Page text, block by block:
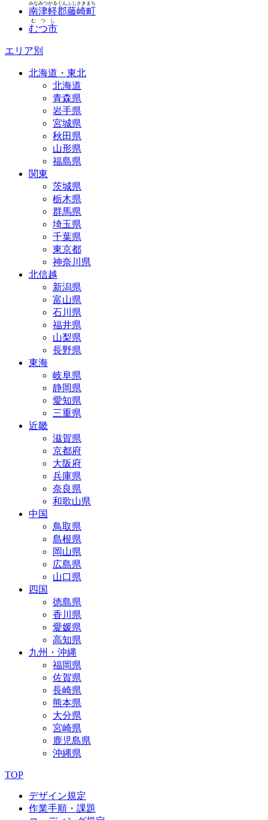
南津軽郡藤崎町
みなみつがるぐんふじさきまち
むつ市
むつし
エリア別
北海道・東北
北海道
青森県
岩手県
宮城県
秋田県
山形県
福島県
関東
茨城県
栃木県
群馬県
埼玉県
千葉県
東京都
神奈川県
北信越
新潟県
富山県
石川県
福井県
山梨県
長野県
東海
岐阜県
静岡県
愛知県
三重県
近畿
滋賀県
京都府
大阪府
兵庫県
奈良県
和歌山県
中国
鳥取県
島根県
岡山県
広島県
山口県
四国
徳島県
香川県
愛媛県
高知県
九州・沖縄
福岡県
佐賀県
長崎県
熊本県
大分県
宮崎県
鹿児島県
沖縄県
TOP
デザイン規定
作業手順・課題